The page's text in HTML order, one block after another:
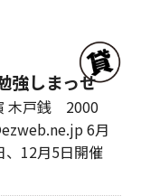
強しまっせ
木戸銭 2000
6月
、12月5日開催